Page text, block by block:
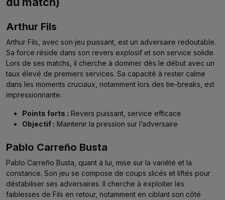
Arthur Fils
Arthur Fils, avec son jeu puissant, est un adversaire redoutable.
Sa force réside dans son revers explosif et son service solide.
Lors de ses matchs, il cherche à dominer dès le début avec un
taux élevé de premiers services. Sa capacité à rester calme
dans les moments cruciaux, notamment lors des tie-breaks, est
impressionnante.
Points forts : Revers puissant, service efficace
Objectif : Maintenir la pression sur l’adversaire
Pablo Carreño Busta
Pablo Carreño Busta, quant à lui, mise sur la variété et la
constance. Son jeu se compose de coups slicés et liftés pour
déstabiliser ses adversaires. Il cherche à exploiter les
faiblesses de Fils en retour, notamment en ciblant son côté